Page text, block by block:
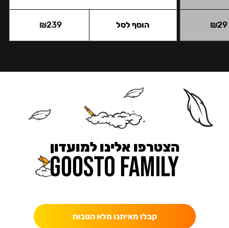
₪29
₪239 הוסף לסל
הצטרפו אלינו למועדון
קבלו מאיתנו מלא הטבות